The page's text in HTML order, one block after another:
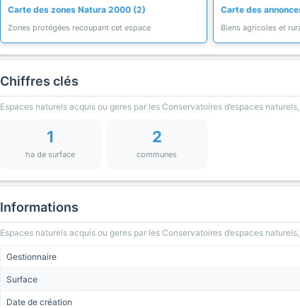
Carte des zones Natura 2000 (2)
Zones protégées recoupant cet espace
Carte des
Biens agricoles et
Chiffres clés
Espaces naturels acquis ou geres par les Conservatoires d’espaces
1
ha de surface
2
communes
Informations
Espaces naturels acquis ou geres par les Conservatoires d’espaces
Gestionnaire
Surface
Date de création